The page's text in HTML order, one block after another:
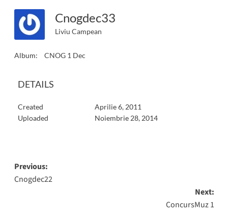
Cnogdec33
Liviu Campean
Album: CNOG 1 Dec
DETAILS
Created
Aprilie 6, 2011
Uploaded
Noiembrie 28, 2014
Post
navigation
Previous:
Cnogdec22
Next:
ConcursMuz 1